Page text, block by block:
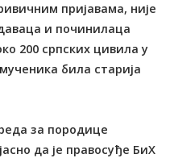
пријавама, није
и починилаца
200 српских цивила у
била старија
за породице
да је правосуђе БиХ